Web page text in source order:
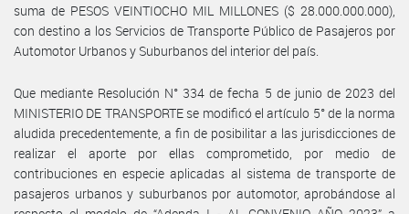
suma de PESOS VEINTIOCHO MIL MILLONES ($ 28.000.000.000),
con destino a los Servicios de Transporte Público de Pasajeros por
Automotor Urbanos y Suburbanos del interior del país.
Que mediante Resolución N° 334 de fecha 5 de junio de 2023 del
MINISTERIO DE TRANSPORTE se modificó el artículo 5° de la norma
aludida precedentemente, a fin de posibilitar a las jurisdicciones de
realizar el aporte por ellas comprometido, por medio de
contribuciones en especie aplicadas al sistema de transporte de
pasajeros urbanos y suburbanos por automotor, aprobándose al